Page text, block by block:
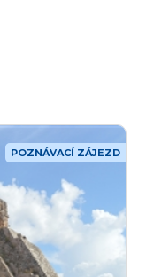
POZNÁVACÍ ZÁJEZD